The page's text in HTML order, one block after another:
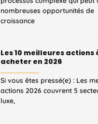
nombreuses opportunités de
croissance
Les 10 meilleures actions
acheter en 2026
Si vous êtes pressé(e) : Les
actions 2026 couvrent 5
luxe,